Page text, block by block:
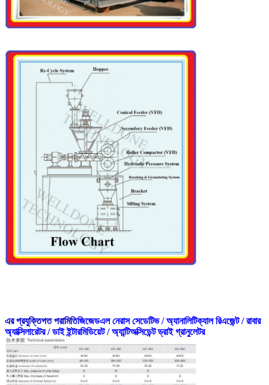
এর প্রযুক্তিগত পরামিতিজিজেডএল নেরাস সেডেটিভ / অ্যানালিটিক্যাল রিএজেন্ট / রাবার
অ্যাক্সিলারেটর / ডাই ইন্টারমিডিয়েট / অ্যান্টিঅক্সিডেন্ট ড্রাই গ্রানুলেটর